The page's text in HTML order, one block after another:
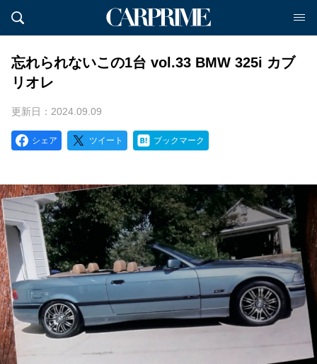
忘れられないこの1台 vol.33 BMW 325i カブ
リオレ
更新日：2024.09.09
シェア ツイート ブックマーク